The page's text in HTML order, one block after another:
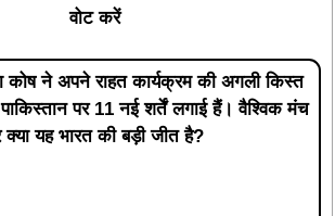
वोट करें
कोष ने अपने राहत कार्यक्रम की अगली किस्त
पर 11 नई शर्तें लगाई हैं। वैश्विक मंच
क्या यह भारत की बड़ी जीत है?